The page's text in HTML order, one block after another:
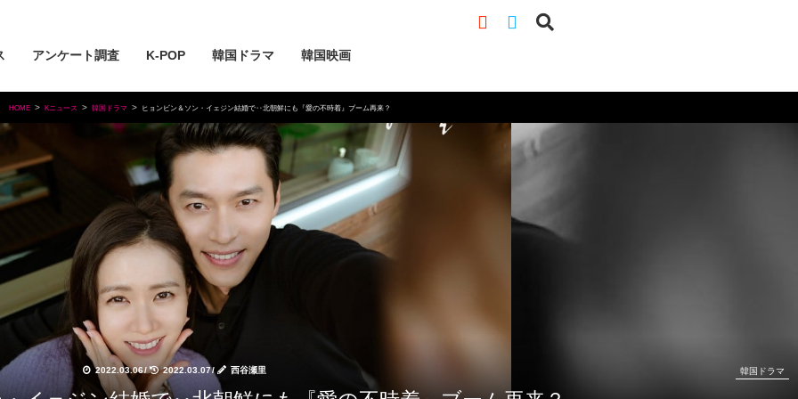
アンケート調査 K-POP 韓国ドラマ 韓国映画
HOME Kニュース 韓国ドラマ ヒョンビン＆ソン・イェジン結婚で‥北朝鮮にも『愛の不時着』ブーム再来？
2022.03.06/ 2022.03.07/ 西谷瀬里 韓国ドラマ